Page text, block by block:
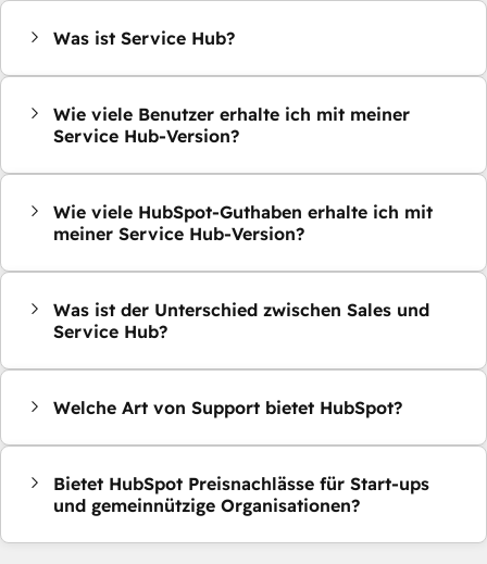
Was ist Service Hub?
Wie viele Benutzer erhalte ich mit meiner
Service Hub-Version?
Wie viele HubSpot-Guthaben erhalte ich mit
meiner Service Hub-Version?
Was ist der Unterschied zwischen Sales und
Service Hub?
Welche Art von Support bietet HubSpot?
Bietet HubSpot Preisnachlässe für Start-ups
und gemeinnützige Organisationen?